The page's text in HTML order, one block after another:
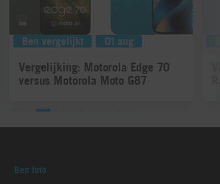
Ben vergelijkt 01 aug
Vergelijking: Motorola Edge 70
versus Motorola Moto G87
Ben foto